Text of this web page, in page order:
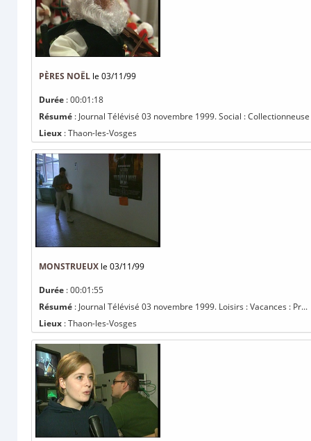
PÈRES NOËL le 03/11/99
Durée : 00:01:18
Résumé : Journal Télévisé 03 novembre 1999. Social : Collectionneuse
Lieux : Thaon-les-Vosges
MONSTRUEUX le 03/11/99
Durée : 00:01:55
Résumé : Journal Télévisé 03 novembre 1999. Loisirs : Vacances : Pr...
Lieux : Thaon-les-Vosges